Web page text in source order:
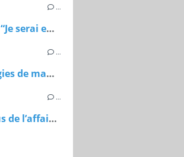
…
Saïd Sadi : “Je serai engagé sur d’autres terrains”
…
Dix stratégies de manipulation de masses
…
Les dessous de l’affaire Cnan Ali Koudil raconte son calvaire